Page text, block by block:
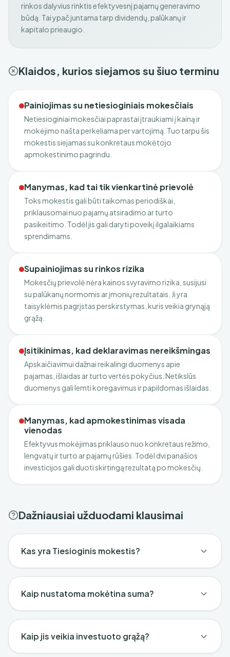
rinkos dalyvius rinktis efektyvesnį pajamų generavimo
būdą. Tai ypač juntama tarp dividendų, palūkanų ir
kapitalo prieaugio.
Klaidos, kurios siejamos su šiuo terminu
Painiojimas su netiesioginiais mokesčiais
Netiesioginiai mokesčiai paprastai įtraukiami į kainą ir
mokėjimo našta perkeliama per vartojimą. Tuo tarpu šis
mokestis siejamas su konkretaus mokėtojo
apmokestinimo pagrindu.
Manymas, kad tai tik vienkartinė prievolė
Toks mokestis gali būti taikomas periodiškai,
priklausomai nuo pajamų atsiradimo ar turto
pasikeitimo. Todėl jis gali daryti poveikį ilgalaikiams
sprendimams.
Supainiojimas su rinkos rizika
Mokesčių prievolė nėra kainos svyravimo rizika, susijusi
su palūkanų normomis ar įmonių rezultatais. Ji yra
taisyklėmis pagrįstas perskirstymas, kuris veikia grynąją
grąžą.
Įsitikinimas, kad deklaravimas nereikšmingas
Apskaičiavimui dažnai reikalingi duomenys apie
pajamas, išlaidas ar turto vertės pokyčius. Netikslūs
duomenys gali lemti koregavimus ir papildomas išlaidas.
Manymas, kad apmokestinimas visada
vienodas
Efektyvus mokėjimas priklauso nuo konkretaus režimo,
lengvatų ir turto ar pajamų rūšies. Todėl dvi panašios
investicijos gali duoti skirtingą rezultatą po mokesčių.
Dažniausiai užduodami klausimai
Kas yra Tiesioginis mokestis?
Kaip nustatoma mokėtina suma?
Kaip jis veikia investuoto grąžą?